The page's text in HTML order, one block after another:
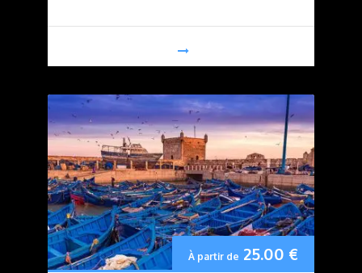
À partir de 25.00 €